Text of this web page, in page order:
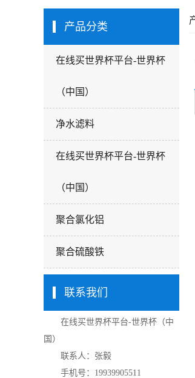
产品分类
在线买世界杯平台-世界杯
（中国）
净水滤料
在线买世界杯平台-世界杯
（中国）
聚合氯化铝
聚合硫酸铁
联系我们
在线买世界杯平台-世界杯（中
国）
联系人：张毅
手机号：19939905511